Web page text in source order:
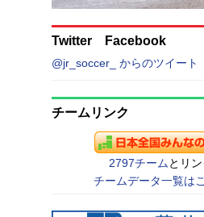
Twitter Facebook
@jr_soccer_ からのツイート
チームリンク
2797チーム とリン
チームデータ一覧は